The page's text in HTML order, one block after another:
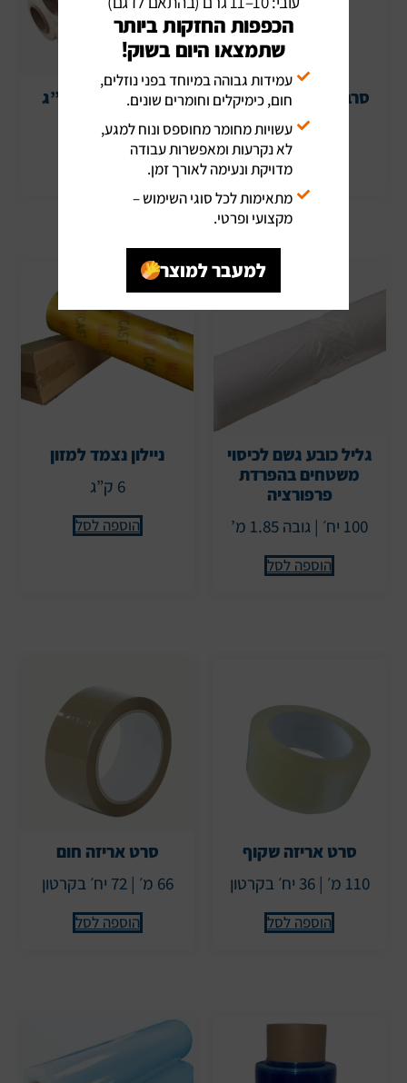
סרבל טייבק פס כחול
40 יח׳
הוספה לסל
סטרץ’ שקוף 3 ק”ג
דק במיוחד
גליל כובע גשם לכיסוי
משטחים בהפרדת
פרפורציה
100 יח׳ | גובה 1.85 מ’
הוספה לסל
ניילון נצמד למזון
6 ק”ג
הוספה לסל
סרט אריזה שקוף
110 מ׳ | 36 יח׳ בקרטון
הוספה לסל
סרט אריזה חום
66 מ׳ | 72 יח׳ בקרטון
הוספה לסל
הכפפות החזקות ביותר
שתמצאו היום בשוק!
עמידות גבוהה במיוחד בפני נוזלים,
חום, כימיקלים וחומרים שונים.
עשויות מחומר מחוספס ונוח למגע,
לא נקרעות ומאפשרות עבודה
מדויקת ונעימה לאורך זמן.
מתאימות לכל סוגי השימוש –
מקצועי ופרטי.
למעבר למוצר